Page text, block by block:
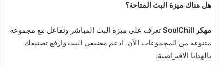
هل هناك ميزة البث المتاحة؟
مهكر SoulChill
تعرف على ميزة البث المباشر وتفاعل مع مجموعة
متنوعة من المجموعات الآن. ادعم مضيفي البث وارفع تصنيفك
بالهدايا الافتراضية.